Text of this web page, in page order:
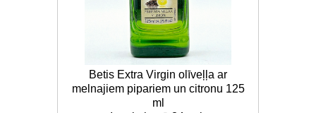
Betis Extra Virgin olīveļļa ar
melnajiem pipariem un citronu 125
ml